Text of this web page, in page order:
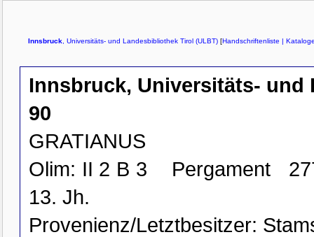
Innsbruck , Universitäts- und Landesbibliothek Tirol (ULBT) [Handschriftenliste |
Innsbruck, Universitäts- und
90
GRATIANUS
Olim: II 2 B 3
Pergament
13. Jh.
Provenienz/Letztbesitzer: